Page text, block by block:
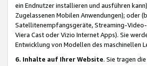
ein Endnutzer installieren und ausführen
Zugelassenen Mobilen Anwendungen); oder
Satellitenempfangsgeräte, Streaming-Video-
Viera Cast oder Vizio Internet Apps). Sie
Entwicklung von Modellen des maschinellen
6. Inhalte auf Ihrer Website. Sie tragen